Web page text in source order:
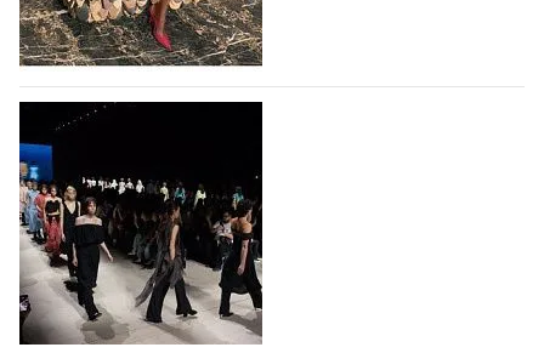
немецкий бренд выпустил кроссовки Samba в
леопардовом принте, и они имели…
10.08.2026 748
Итальянская Ferragamo вернулась к
прибыльности в первом полугодии 2026
года
Итальянская группа Ferragamo вернулась к
прибыльности в первом полугодии 2026 года
благодаря улучшению операционных показателей и
росту чистой выручки от прямых продаж